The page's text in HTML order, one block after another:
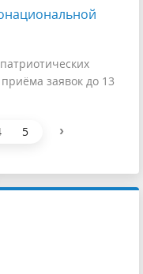
заявок до 13
5 ›